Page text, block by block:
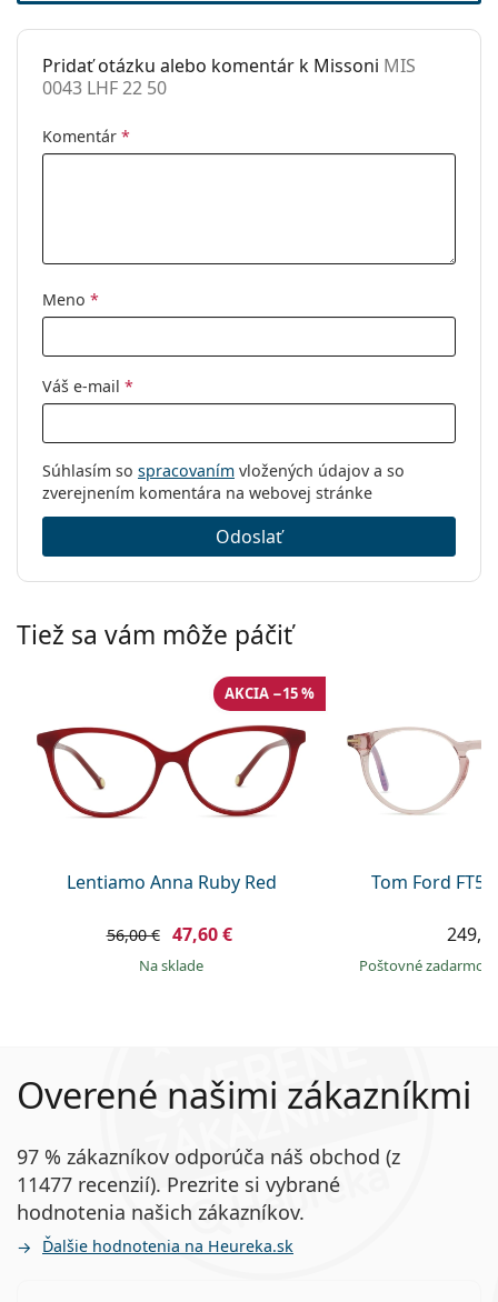
Ide o zdravotnícku pomôcku. Pred použitím si
Príslušenstvo
Puzdro:
Áno
handrička:
Ostatné
Značka:
Missoni
Kód:
MIS 0043 LHF 22 50
Pridať otázku alebo komentár k Missoni MIS
0043 LHF 22 50
Komentár *
Meno *
Váš e-mail *
Súhlasím so spracovaním vložených údajov a so
zverejnením komentára na webovej stránke
Odoslať
Tiež sa vám môže páčiť
Lentiamo Anna Ruby Red
AKCIA −15 %
56,00 € 47,60 €
na sklade
Tom Ford
Poštovné zadarmo
Overené našimi zákazníkmi
97 % zákazníkov odporúča náš obchod (z
11477 recenzií). Prezrite si vybrané
hodnotenia našich zákazníkov.
Ďalšie hodnotenia na Heureka.sk